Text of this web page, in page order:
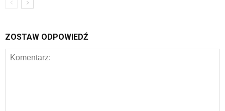
ZOSTAW ODPOWIEDŹ